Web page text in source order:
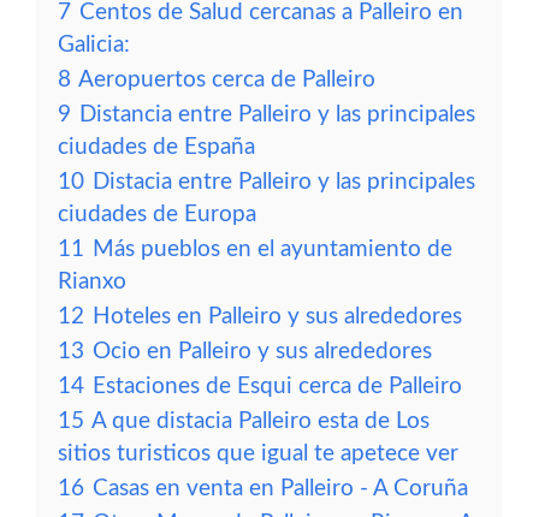
7 Centos de Salud cercanas a Palleiro en
Galicia:
8 Aeropuertos cerca de Palleiro
9 Distancia entre Palleiro y las principales
ciudades de España
10 Distacia entre Palleiro y las principales
ciudades de Europa
11 Más pueblos en el ayuntamiento de
Rianxo
12 Hoteles en Palleiro y sus alrededores
13 Ocio en Palleiro y sus alrededores
14 Estaciones de Esqui cerca de Palleiro
15 A que distacia Palleiro esta de Los
sitios turisticos que igual te apetece ver
16 Casas en venta en Palleiro - A Coruña